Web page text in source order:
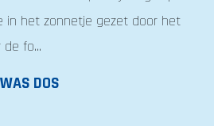
in het zonnetje gezet door het
fo...
DOS